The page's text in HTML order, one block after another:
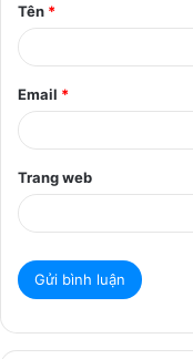
n
Tên *
Email *
Trang web